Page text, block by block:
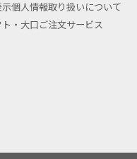
個人情報取り扱いについて
・大口ご注文サービス